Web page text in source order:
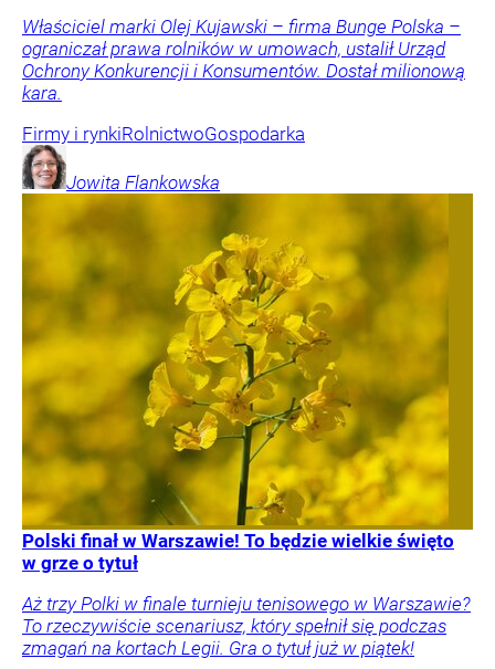
Właściciel marki Olej Kujawski – firma Bunge Polska –
ograniczał prawa rolników w umowach, ustalił Urząd
Ochrony Konkurencji i Konsumentów. Dostał milionową
kara.
Firmy i rynkiRolnictwoGospodarka
Jowita Flankowska
Polski finał w Warszawie! To będzie wielkie święto
w grze o tytuł
Aż trzy Polki w finale turnieju tenisowego w Warszawie?
To rzeczywiście scenariusz, który spełnił się podczas
zmagań na kortach Legii. Gra o tytuł już w piątek!